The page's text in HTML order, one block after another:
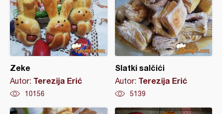
Zeke
Autor: Terezija Erić
10156
Slatki salčići
Autor: Terezija Erić
5139